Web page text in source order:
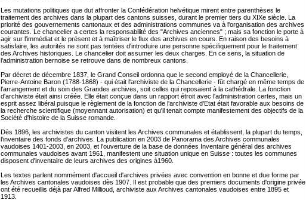
Les mutations politiques que dut affronter la Confédération helvétique mirent entre parenthèses le
traitement des archives dans la plupart des cantons suisses, durant le premier tiers du XIXe siècle. La
priorité des gouvernements cantonaux et des administrations communes va à l'organisation des archives
courantes. Le chancelier a certes la responsabilité des "Archives anciennes" ; mais sa fonction le porte à
agir sur l'immédiat et le présent et à maîtriser le flux des archives en cours. En raison des besoins à
satisfaire, les autorités ne sont pas tentées d'introduire une personne spécifiquement pour le traitement
des Archives historiques. Le chancelier doit assumer les deux charges. En ce sens, la situation de
l'administration bernoise se retrouve dans de nombreux cantons.
Par décret de décembre 1837, le Grand Conseil ordonna que le second employé de la Chancellerie,
Pierre-Antoine Baron (1788-1868) - qui était l'archiviste de la Chancellerie - fût chargé en même temps de
l'arrangement et du soin des Grandes archives, soit celles qui reposaient à la cathédrale. La fonction
d'archiviste était ainsi créée. Elle était conçue dans un rapport étroit avec l'administration certes, mais un
esprit assez libéral puisque le règlement de la fonction de l'archiviste d'Etat était favorable aux besoins de
la recherche scientifique (moyennant autorisation) et qu'il tenait compte manifestement des objectifs de la
Société d'histoire de la Suisse romande.
Dès 1896, les archivistes du canton visitent les Archives communales et établissent, la plupart du temps,
l'inventaire des fonds d'archives. La publication en 2003 de Panorama des Archives communales
vaudoises 1401-2003, en 2003, et l'ouverture de la base de données Inventaire général des archives
communales vaudoises avant 1961, manifestent une situation unique en Suisse : toutes les communes
disposent d'inventaire de leurs archives des origines à1960.
Les textes parlent nommément d'accueil d'archives privées avec convention en bonne et due forme par
les Archives cantonales vaudoises dès 1907. Il est probable que des premiers documents d'origine privée
ont été recueillis déjà par Alfred Millioud, archiviste aux Archives cantonales vaudoises entre 1895 et
1913.